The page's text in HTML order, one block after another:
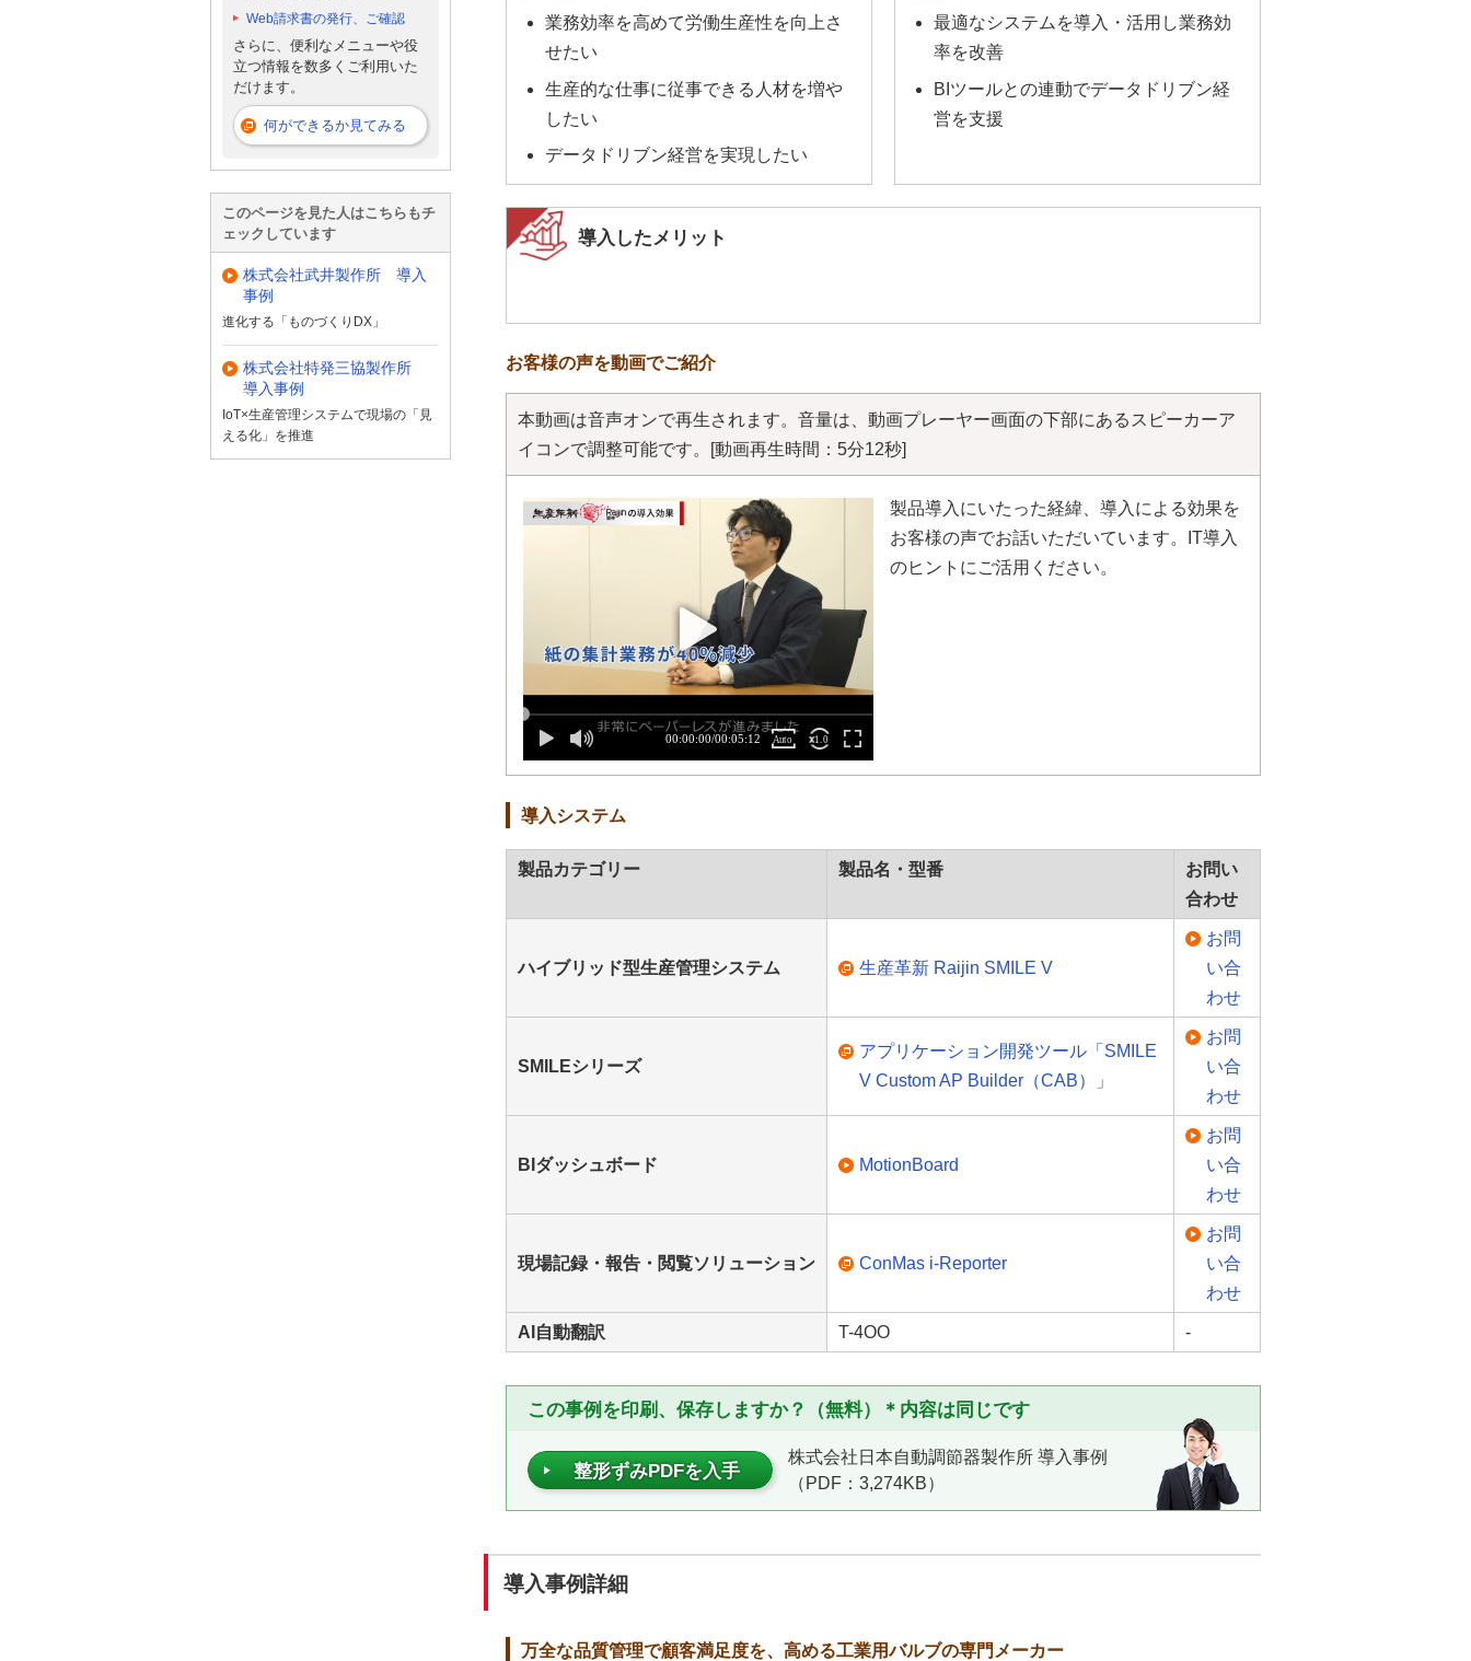
業務効率を高めて労働生産性を向上さ
せたい
生産的な仕事に従事できる人材を増や
したい
データドリブン経営を実現したい
最適なシステムを導入・活用し業務効
率を改善
BIツールとの連動でデータドリブン経
営を支援
導入したメリット
お客様の声を動画でご紹介
本動画は音声オンで再生されます。音量は、動画プレーヤー画面の下部にあるスピーカーア
イコンで調整可能です。
[動画再生時間：5分12秒]
製品導入にいたった経緯、導入による効果を
お客様の声でお話いただいています。IT導入
のヒントにご活用ください。
導入システム
製品カテゴリー 製品名・型番
お問い
合わせ
ハイブリッド型生産管理システム 生産革新 Raijin SMILE V
お問
い合
わせ
SMILEシリーズ
アプリケーション開発ツール「SMILE
V Custom AP Builder（CAB）」
お問
い合
わせ
BIダッシュボード MotionBoard
お問
い合
わせ
現場記録・報告・閲覧ソリューション ConMas i-Reporter
お問
い合
わせ
AI自動翻訳 T-4OO -
この事例を印刷、保存しますか？（無料）＊内容は同じです
整形ずみPDFを入手
株式会社日本自動調節器製作所 導入事例
（PDF：3,274KB）
導入事例詳細
万全な品質管理で顧客満足度を、高める工業用バルブの専門メーカー
Web請求書の発行、ご確認
さらに、便利なメニューや役
立つ情報を数多くご利用いた
だけます。
何ができるか見てみる
このページを見た人はこちらもチ
ェックしています
株式会社武井製作所 導入
事例
進化する「ものづくりDX」
株式会社特発三協製作所
導入事例
IoT×生産管理システムで現場の「見
える化」を推進